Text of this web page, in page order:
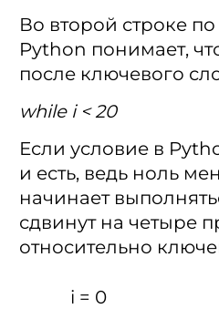
Во второй строке
Python понимает,
после ключевого
while i < 20
Если условие в
и есть, ведь ноль
начинает
сдвинут на четыре
относительно
i = 0